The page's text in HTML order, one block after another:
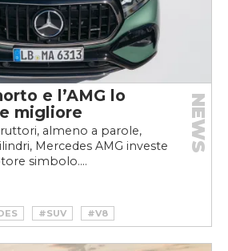
e l’AMG lo
migliore
almeno a parole,
Mercedes AMG investe
simbolo....
NEWS
#SUV #V8